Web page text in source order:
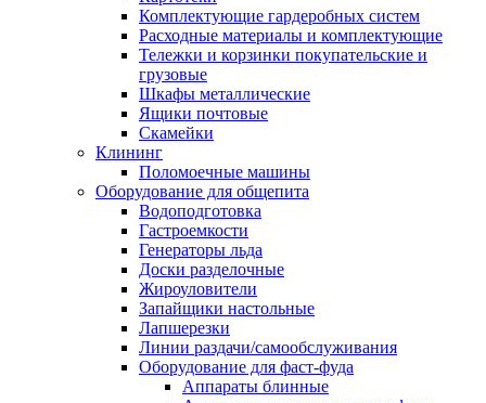
Комплектующие гардеробных систем
Расходные материалы и комплектующие
Тележки и корзинки покупательские и
грузовые
Шкафы металлические
Ящики почтовые
Скамейки
Клининг
Поломоечные машины
Оборудование для общепита
Водоподготовка
Гастроемкости
Генераторы льда
Доски разделочные
Жироуловители
Запайщики настольные
Лапшерезки
Линии раздачи/самообслуживания
Оборудование для фаст-фуда
Аппараты блинные